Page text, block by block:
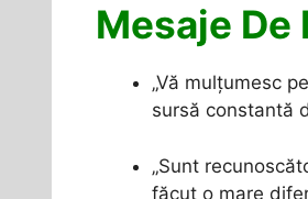
Mesaje
„Vă mulțumesc
sursă constantă
„Sunt
făcut o mare